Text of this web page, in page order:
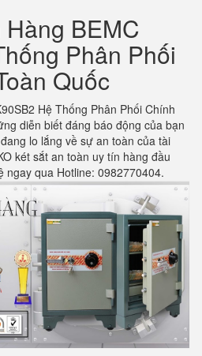
BEMC
Phân Phối
Quốc
Hệ Thống Phân Phối Chính
diễn biết đáng báo động của bạn
lo lắng về sự an toàn của tài
két sắt an toàn uy tín hàng đầu
ngay qua Hotline: 0982770404.